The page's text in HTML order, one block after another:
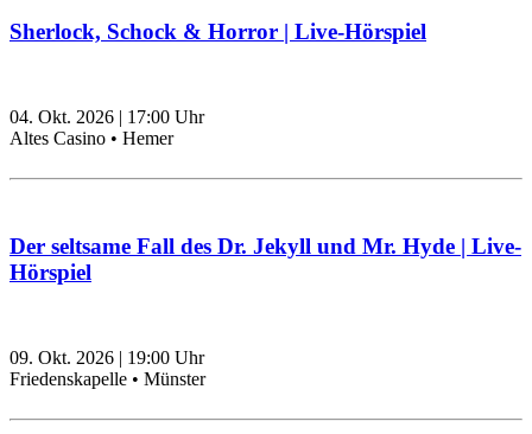
Sherlock, Schock & Horror | Live-Hörspiel
04. Okt. 2026 | 17:00 Uhr
Altes Casino • Hemer
Der seltsame Fall des Dr. Jekyll und Mr. Hyde | Live-
Hörspiel
09. Okt. 2026 | 19:00 Uhr
Friedenskapelle • Münster